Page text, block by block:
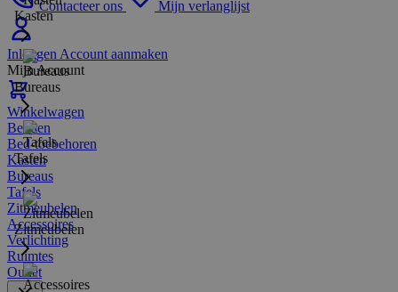
Contacteer ons Mijn verlanglijst
Inloggen Account aanmaken
Mijn Account
Winkelwagen
Kasten
Bureaus
Tafels
Zitmeubelen
Bedden
Bed-toebehoren
Kasten
Bureaus
Tafels
Zitmeubelen
Accessoires
Verlichting
Ruimtes
Outlet